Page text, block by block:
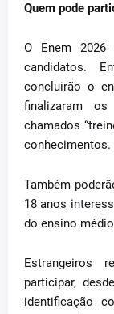
Quem pode
O Enem 2026
candidatos.
concluirão o
finalizaram
chamados
conhecimentos.
Também
18 anos
do ensino
Estrangeiros
participar,
identificação